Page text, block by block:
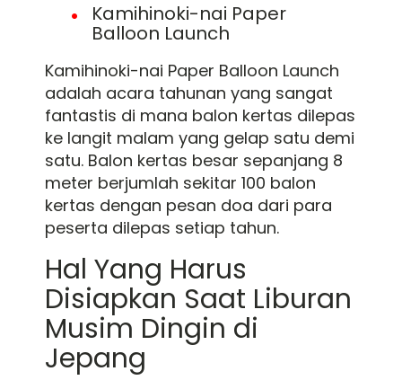
Kamihinoki-nai Paper
Balloon Launch
Kamihinoki-nai Paper Balloon Launch
adalah acara tahunan yang sangat
fantastis di mana balon kertas dilepas
ke langit malam yang gelap satu demi
satu. Balon kertas besar sepanjang 8
meter berjumlah sekitar 100 balon
kertas dengan pesan doa dari para
peserta dilepas setiap tahun.
Hal Yang Harus
Disiapkan Saat Liburan
Musim Dingin di
Jepang